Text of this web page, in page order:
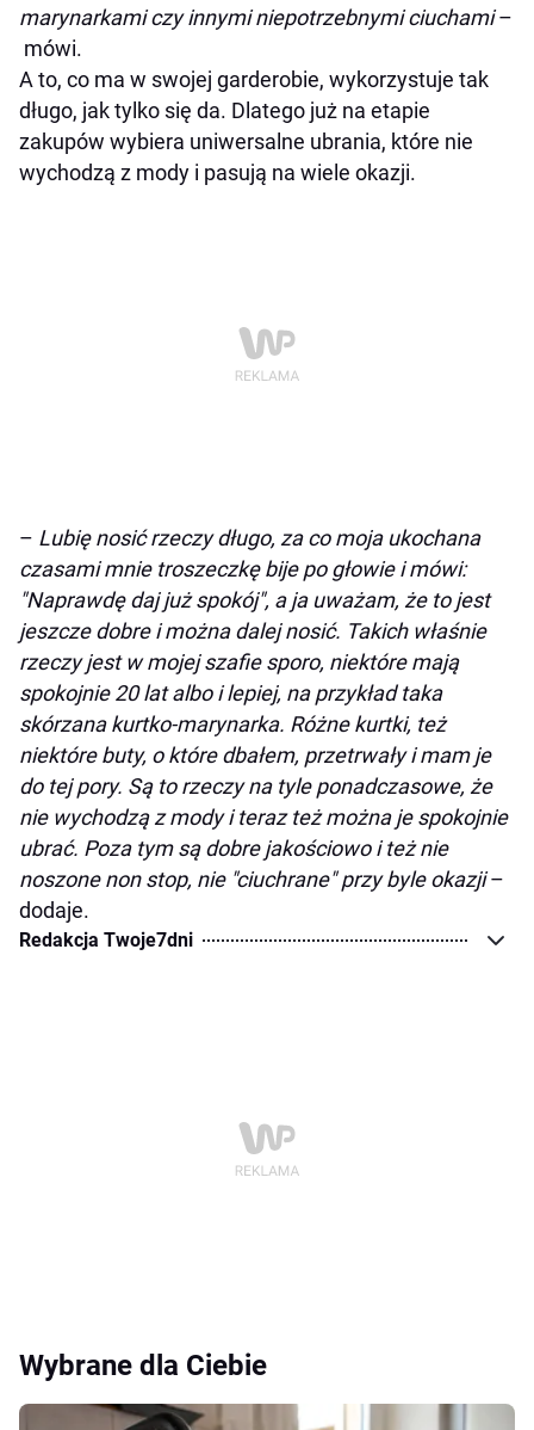
marynarkami czy innymi niepotrzebnymi ciuchami–
mówi.
A to, co ma w swojej garderobie, wykorzystuje tak
długo, jak tylko się da. Dlatego już na etapie
zakupów wybiera uniwersalne ubrania, które nie
wychodzą z mody i pasują na wiele okazji.
– Lubię nosić rzeczy długo, za co moja ukochana
czasami mnie troszeczkę bije po głowie i mówi:
"Naprawdę daj już spokój", a ja uważam, że to jest
jeszcze dobre i można dalej nosić. Takich właśnie
rzeczy jest w mojej szafie sporo, niektóre mają
spokojnie 20 lat albo i lepiej, na przykład taka
skórzana kurtko-marynarka. Różne kurtki, też
niektóre buty, o które dbałem, przetrwały i mam je
do tej pory. Są to rzeczy na tyle ponadczasowe, że
nie wychodzą z mody i teraz też można je spokojnie
ubrać. Poza tym są dobre jakościowo i też nie
noszone non stop, nie "ciuchrane" przy byle okazji–
dodaje.
Redakcja Twoje7dni
Wybrane dla Ciebie